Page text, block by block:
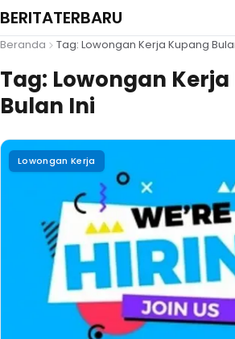
BERITATERBARU
Beranda Tag: Lowongan Kerja Kupang
Tag: Lowongan
Bulan Ini
Lowongan Kerja